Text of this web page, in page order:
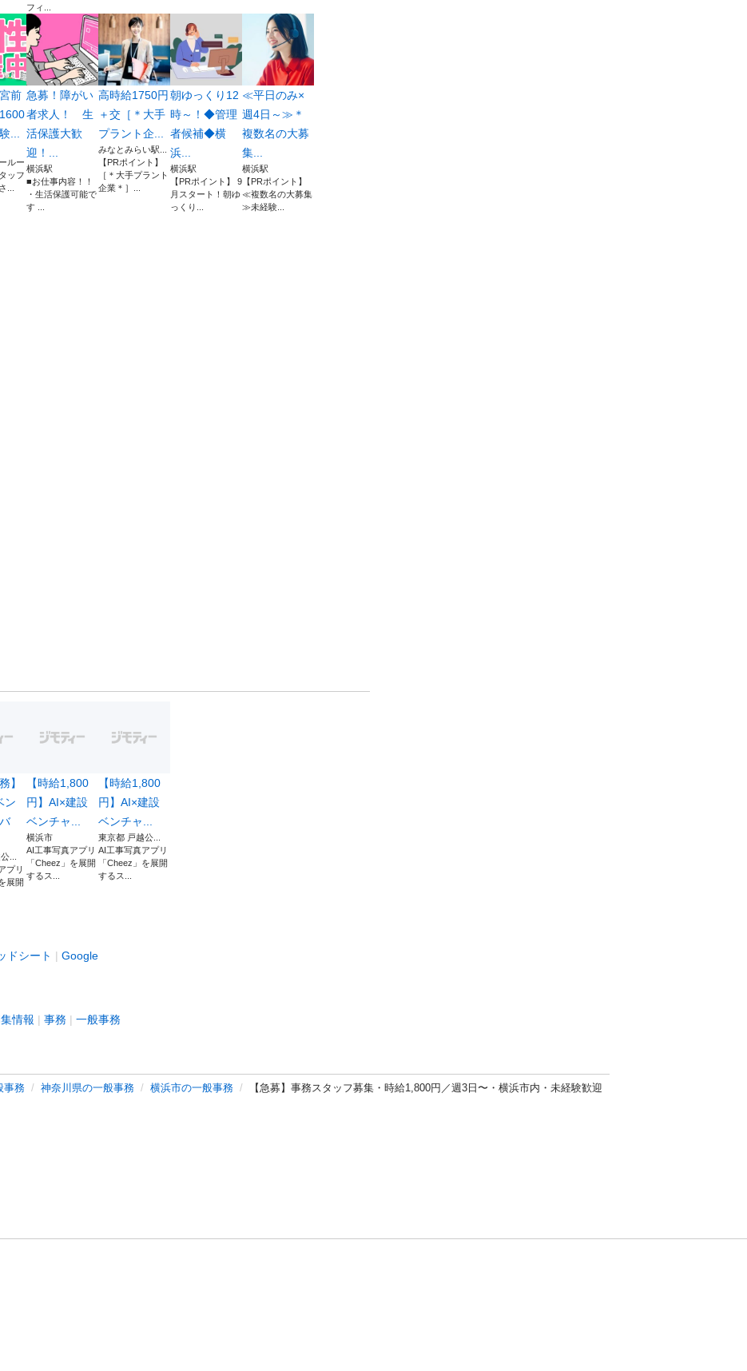
フィ...
前
...
ルー
ッフ
...
急募！障がい
者求人！ 生
活保護大歓
迎！...
横浜駅
■お仕事内容！！
・生活保護可能で
す ...
高時給1750円
＋交［＊大手
プラント企...
みなとみらい駅...
【PRポイント】
［＊大手プラント
企業＊］...
朝ゆっくり12
時～！◆管理
者候補◆横
浜...
横浜駅
【PRポイント】 9
月スタート！朝ゆ
っくり...
≪平日のみ×
週4日～≫＊
複数名の大募
集...
横浜駅
【PRポイント】
≪複数名の大募集
≫未経験...
】
ン
...
プリ
展開
【時給1,800
円】AI×建設
ベンチャ...
横浜市
AI工事写真アプリ
「Cheez」を展開
するス...
【時給1,800
円】AI×建設
ベンチャ...
東京都 戸越公...
AI工事写真アプリ
「Cheez」を展開
するス...
ドシート Google
情報 事務 一般事務
事務 神奈川県の一般事務 横浜市の一般事務 【急募】事務スタッフ募集・時給1,800円／週3日〜・横浜市内・未経験歓迎